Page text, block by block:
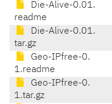
Die-Alive-0.01.
readme
Die-Alive-0.01.
tar.gz
Geo-IPfree-0.
1.readme
Geo-IPfree-0.
1.tar.gz